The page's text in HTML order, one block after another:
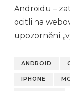
Androidu –
ocitli na
upozornění
ANDROID
IPHONE